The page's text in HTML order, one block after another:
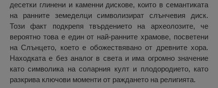
десетки глинени и каменни дискове, които в семантиката
на ранните земеделци символизират слънчевия диск.
Този факт подкрепя твърдението на археолозите, че
вероятно това е един от най-ранните храмове, посветени
на Слънцето, което е обожествявано от древните хора.
Находката е без аналог в света и има огромно значение
като символика на соларния култ и плодородието, като
разкрива ключови моменти от раждането на религията.